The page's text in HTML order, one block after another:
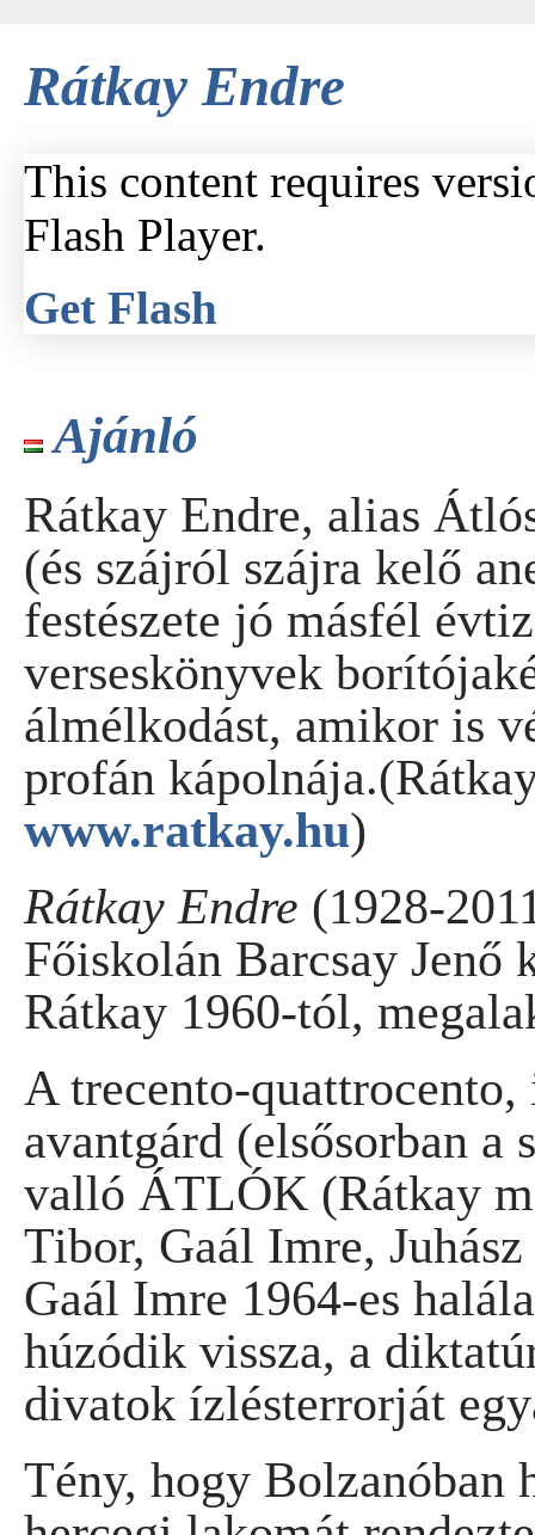
Rátkay Endre
This content requires
Flash Player.
Get Flash
Ajánló
Rátkay Endre, alias
(és szájról szájra kelő
festészete jó másfél
verseskönyvek
álmélkodást, amikor is
profán
www.ratkay.hu)
Rátkay Endre (1928-
Főiskolán Barcsay Jenő
Rátkay 1960-tól,
A trecento-
avantgárd (elsősorban a
valló ÁTLÓK (Rátkay
Tibor, Gaál Imre,
Gaál Imre 1964-es
húzódik vissza, a
divatok ízlésterrorját
Tény, hogy Bolzanóban